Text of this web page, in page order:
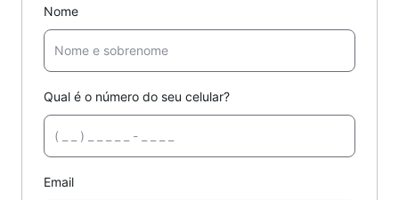
Nome
Qual é o número do seu celular?
Email